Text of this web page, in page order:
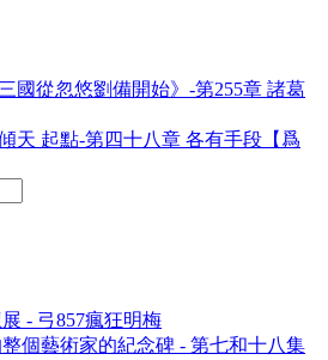
國從忽悠劉備開始》-第255章 諸葛
天 起點-第四十八章 各有手段【爲
- 弓857瘋狂明梅
個藝術家的紀念碑 - 第七和十八集